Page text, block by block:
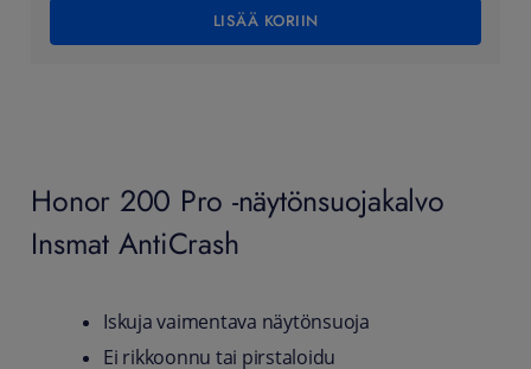
LISÄÄ KORIIN
Honor 200 Pro -näytönsuojakalvo
Insmat AntiCrash
Iskuja vaimentava näytönsuoja
Ei rikkoonnu tai pirstaloidu